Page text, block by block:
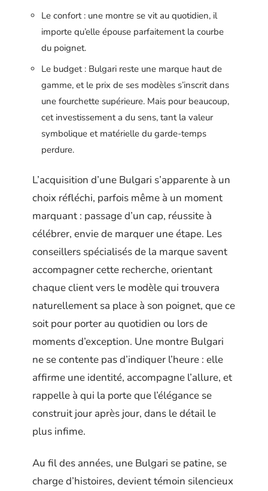
Le confort : une montre se vit au quotidien, il
importe qu’elle épouse parfaitement la courbe
du poignet.
Le budget : Bulgari reste une marque haut de
gamme, et le prix de ses modèles s’inscrit dans
une fourchette supérieure. Mais pour beaucoup,
cet investissement a du sens, tant la valeur
symbolique et matérielle du garde-temps
perdure.
L’acquisition d’une Bulgari s’apparente à un
choix réfléchi, parfois même à un moment
marquant : passage d’un cap, réussite à
célébrer, envie de marquer une étape. Les
conseillers spécialisés de la marque savent
accompagner cette recherche, orientant
chaque client vers le modèle qui trouvera
naturellement sa place à son poignet, que ce
soit pour porter au quotidien ou lors de
moments d’exception. Une montre Bulgari
ne se contente pas d’indiquer l’heure : elle
affirme une identité, accompagne l’allure, et
rappelle à qui la porte que l’élégance se
construit jour après jour, dans le détail le
plus infime.
Au fil des années, une Bulgari se patine, se
charge d’histoires, devient témoin silencieux